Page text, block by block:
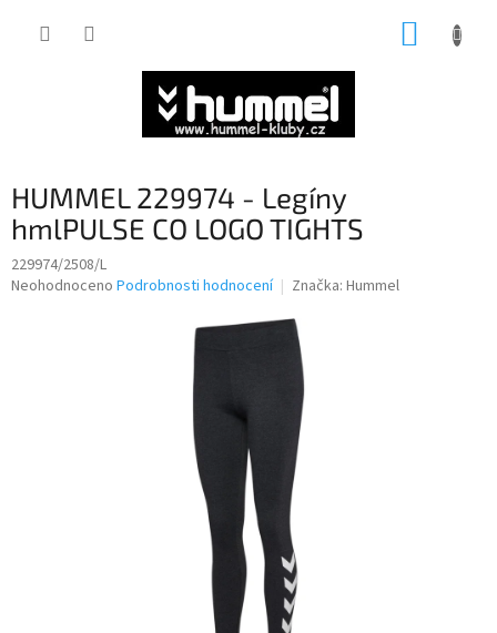
HUMMEL 229974 - Legíny
hmlPULSE CO LOGO TIGHTS
229974/2508/L
Průměrné
Neohodnoceno Podrobnosti hodnocení Značka: Hummel